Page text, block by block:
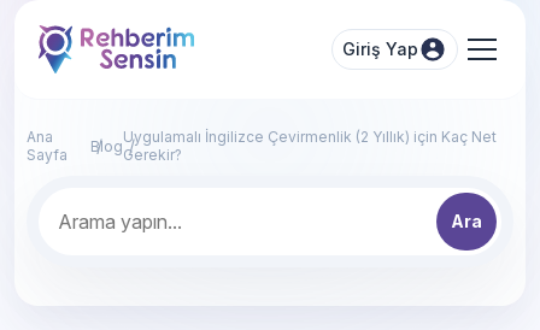
Giriş Yap
Ana
Sayfa
BlogUygulamalı İngilizce Çevirmenlik (2 Yıllık) için Kaç Net
Gerekir?
Ara